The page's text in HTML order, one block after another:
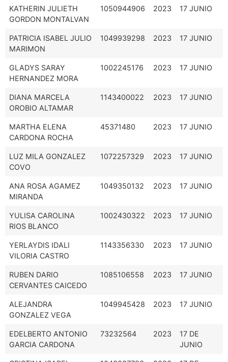
KATHERIN JULIETH
GORDON MONTALVAN
1050944906 2023 17 JUNIO
PATRICIA ISABEL JULIO
MARIMON
1049939298 2023 17 JUNIO
GLADYS SARAY
HERNANDEZ MORA
1002245176 2023 17 JUNIO
DIANA MARCELA
OROBIO ALTAMAR
1143400022 2023 17 JUNIO
MARTHA ELENA
CARDONA ROCHA
45371480 2023 17 JUNIO
LUZ MILA GONZALEZ
COVO
1072257329 2023 17 JUNIO
ANA ROSA AGAMEZ
MIRANDA
1049350132 2023 17 JUNIO
YULISA CAROLINA
RIOS BLANCO
1002430322 2023 17 JUNIO
YERLAYDIS IDALI
VILORIA CASTRO
1143356330 2023 17 JUNIO
RUBEN DARIO
CERVANTES CAICEDO
1085106558 2023 17 JUNIO
ALEJANDRA
GONZALEZ VEGA
1049945428 2023 17 JUNIO
EDELBERTO ANTONIO
GARCIA CARDONA
73232564 2023
17 DE
JUNIO